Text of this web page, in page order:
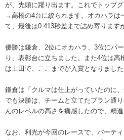
が、先頭に躍り出ます。これでトップ
→高橋の4台に絞られます。オカハラは
て、最後は0.413秒差まで詰め寄ります
優勝は鎌倉、2位にオカハラ、3位にパ
り、表彰台に立ちました。また4位は高
は上田で、ここまでが入賞となりました
鎌倉は「クルマは仕上がっていたのに
でも決勝は、チームと立てたプラン通
んのレベルの高さを痛感したので、精
なお、利光が今回のレースで、パーテ